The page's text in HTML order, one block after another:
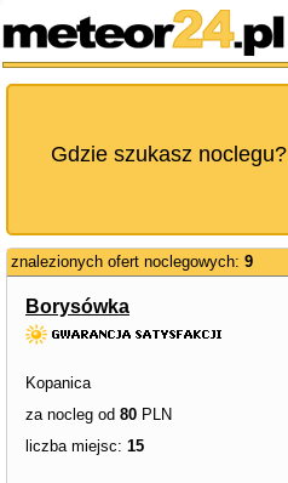
Gdzie szukasz noclegu?
znalezionych ofert noclegowych: 9
Borysówka
Kopanica
za nocleg od 80 PLN
liczba miejsc: 15